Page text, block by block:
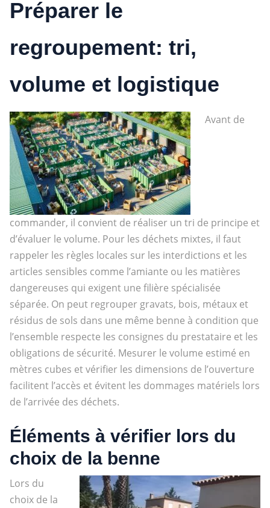
Préparer le
regroupement: tri,
volume et logistique
Avant de
commander, il convient de réaliser un tri de principe et
d’évaluer le volume. Pour les déchets mixtes, il faut
rappeler les règles locales sur les interdictions et les
articles sensibles comme l’amiante ou les matières
dangereuses qui exigent une filière spécialisée
séparée. On peut regrouper gravats, bois, métaux et
résidus de sols dans une même benne à condition que
l’ensemble respecte les consignes du prestataire et les
obligations de sécurité. Mesurer le volume estimé en
mètres cubes et vérifier les dimensions de l’ouverture
facilitent l’accès et évitent les dommages matériels lors
de l’arrivée des déchets.
Éléments à vérifier lors du
choix de la benne
Lors du
choix de la